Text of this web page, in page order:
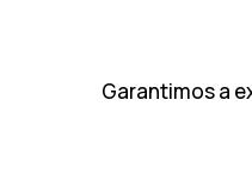
Garantimos a